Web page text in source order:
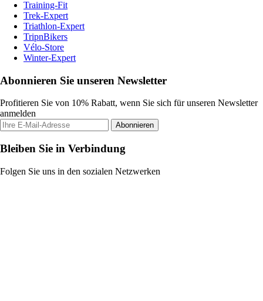
Training-Fit
Trek-Expert
Triathlon-Expert
TripnBikers
Vélo-Store
Winter-Expert
Abonnieren Sie unseren Newsletter
Profitieren Sie von 10% Rabatt, wenn Sie sich für unseren Newsletter
anmelden
Abonnieren
Bleiben Sie in Verbindung
Folgen Sie uns in den sozialen Netzwerken